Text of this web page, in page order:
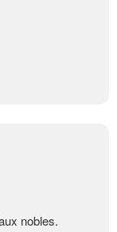
nobles.